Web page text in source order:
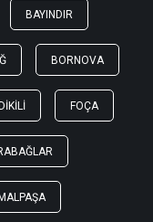
BAYINDIR
BORNOVA
DIKILI FOÇA